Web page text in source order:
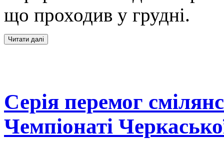
що проходив у грудні.
Серія перемог
Чемпіонаті